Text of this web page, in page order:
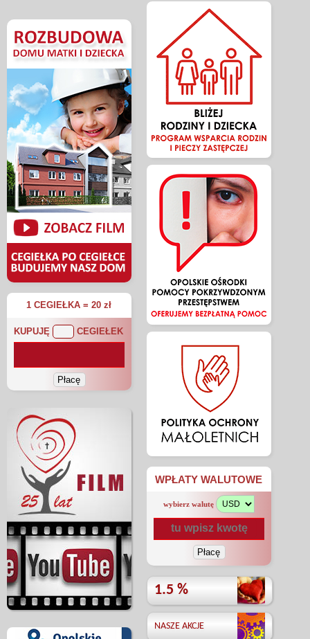
1 CEGIEŁKA = 20 zł
KUPUJĘ CEGIEŁEK
WPŁATY WALUTOWE
wybierz walutę
1.5 %
NASZE AKCJE